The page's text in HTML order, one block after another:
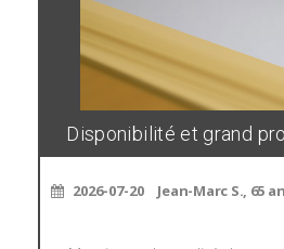
Disponibilité et grand
2026-07-20
Jean-Marc S., 65